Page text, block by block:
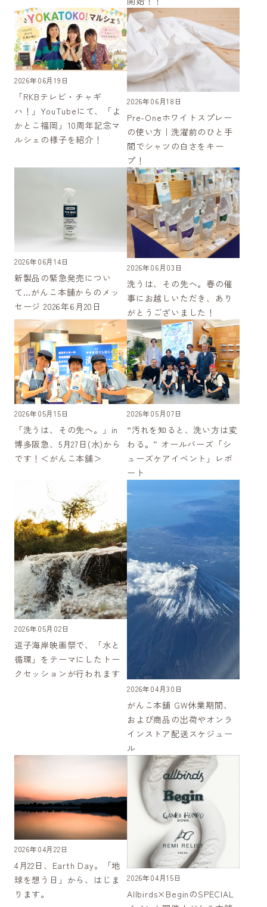
2026年06月19日
「RKBテレビ・チャギ
ハ！」YouTubeにて、「よ
かとこ福岡」10周年記念マ
ルシェの様子を紹介！
2026年06月18日
Pre-Oneホワイトスプレー
の使い方｜洗濯前のひと手
間でシャツの白さをキー
プ！
2026年06月14日
新製品の緊急発売につい
て…がんこ本舗からのメッ
セージ 2026年6月20日
2026年06月03日
洗うは、その先へ。春の催
事にお越しいただき、あり
がとうございました！
2026年05月15日
「洗うは、その先へ。」in
博多阪急、5月27日(水)から
です！＜がんこ本舗＞
2026年05月07日
“汚れを知ると、洗い方は変
わる。” オールバーズ「シ
ューズケアイベント」レポ
ート
2026年05月02日
逗子海岸映画祭で、「水と
循環」をテーマにしたトー
クセッションが行われます
2026年04月30日
がんこ本舗 GW休業期間、
および商品の出荷やオンラ
インストア配送スケジュー
ル
2026年04月22日
4月22日、Earth Day。「地
球を想う日」から、はじま
ります。
2026年04月15日
Allbirds×BeginのSPECIAL